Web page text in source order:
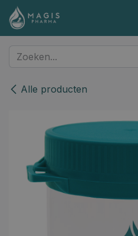
Overslaan naar inhoud
Alle producten